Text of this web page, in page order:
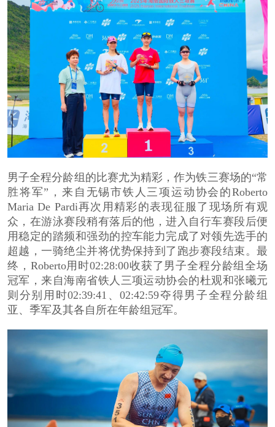
男子全程分龄组的比赛尤为精彩，作为铁三赛场的“常
胜将军”，来自无锡市铁人三项运动协会的Roberto
Maria De Pardi再次用精彩的表现征服了现场所有观
众，在游泳赛段稍有落后的他，进入自行车赛段后便
用稳定的踏频和强劲的控车能力完成了对领先选手的
超越，一骑绝尘并将优势保持到了跑步赛段结束。最
终，Roberto用时02:28:00收获了男子全程分龄组全场
冠军，来自海南省铁人三项运动协会的杜观和张曦元
则分别用时02:39:41、02:42:59夺得男子全程分龄组
亚、季军及其各自所在年龄组冠军。